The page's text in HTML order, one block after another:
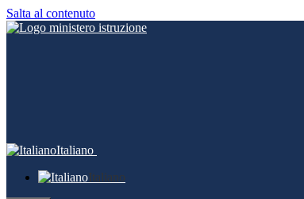
Salta al contenuto
Italiano
Italiano